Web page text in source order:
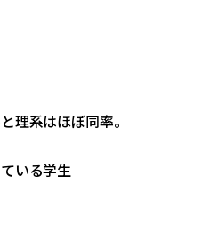
理系はほぼ同率。
いる学生